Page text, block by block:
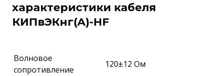
характеристики кабеля
КИПвЭКнг(A)-HF
Волновое
сопротивление
120±12 Ом